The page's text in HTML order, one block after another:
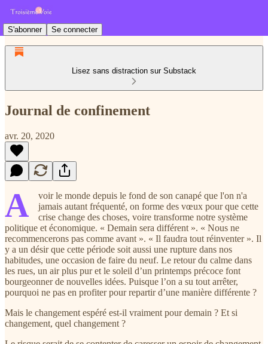
S'abonner Se connecter
Lisez sans distraction sur Substack
Journal de confinement
avr. 20, 2020
A
voir le monde depuis le fond de son canapé que l'on n'a
jamais autant fréquenté, on forme des vœux pour que cette
crise change des choses, voire transforme notre système
politique et économique. « Demain sera différent ». « Nous ne
recommencerons pas comme avant ». « Il faudra tout réinventer ». Il
y a un désir que cette période soit aussi une rupture dans nos
habitudes, une occasion de faire du neuf. Le retour du calme dans
les rues, un air plus pur et le soleil d’un printemps précoce font
bourgeonner de nouvelles idées. Puisque l’on a su tout arrêter,
pourquoi ne pas en profiter pour repartir d’une manière différente ?
Mais le changement espéré est-il vraiment pour demain ? Et si
changement, quel changement ?